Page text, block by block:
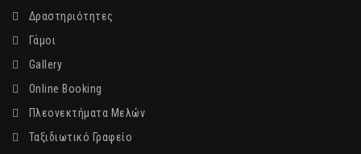
Δραστηριότητες
Γάμοι
Gallery
Online Booking
Πλεονεκτήματα Μελών
Ταξιδιωτικό Γραφείο